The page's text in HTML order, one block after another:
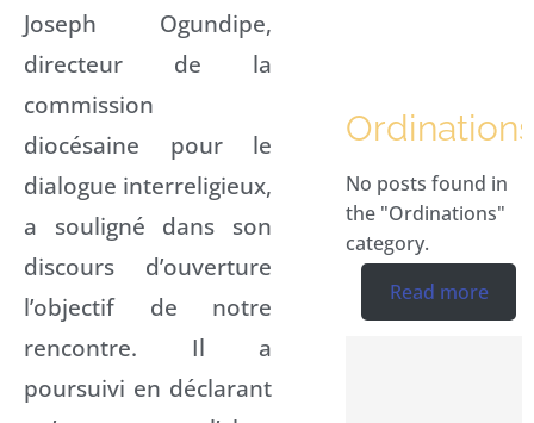
Joseph Ogundipe,
directeur de la
commission
diocésaine pour le
dialogue interreligieux,
a souligné dans son
discours d’ouverture
l’objectif de notre
rencontre. Il a
poursuivi en déclarant
Ordinations
No posts found in
the "Ordinations"
category.
Read more